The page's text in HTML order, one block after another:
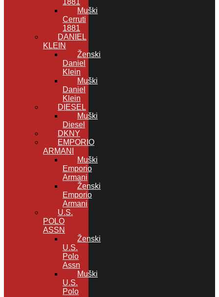
Muški
Cerruti
1881
DANIEL
KLEIN
Ženski
Daniel
Klein
Muški
Daniel
Klein
DIESEL
Muški
Diesel
DKNY
EMPORIO
ARMANI
Muški
Emporio
Armani
Ženski
Emporio
Armani
U.S.
POLO
ASSN
Ženski
U.S.
Polo
Assn
Muški
U.S.
Polo